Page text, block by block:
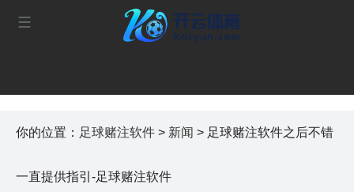
你的位置： 足球赌注软件 > 新闻 > 足球赌注软件之后不错
一直提供指引-足球赌注软件